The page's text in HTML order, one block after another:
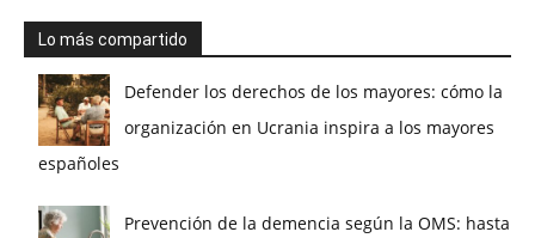
Lo más compartido
Defender los derechos de los mayores: cómo la
organización en Ucrania inspira a los mayores
españoles
Prevención de la demencia según la OMS: hasta